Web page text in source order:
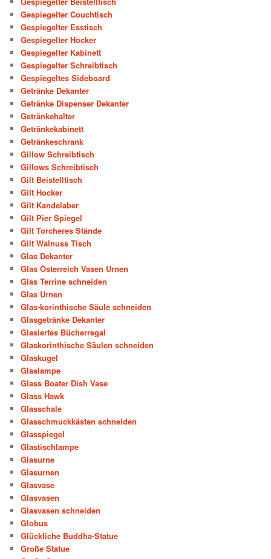
Gespiegelter Couchtisch
Gespiegelter Esstisch
Gespiegelter Hocker
Gespiegelter Kabinett
Gespiegelter Schreibtisch
Gespiegeltes Sideboard
Getränke Dekanter
Getränke Dispenser Dekanter
Getränkehalter
Getränkekabinett
Getränkeschrank
Gillow Schreibtisch
Gillows Schreibtisch
Gilt Beistelltisch
Gilt Hocker
Gilt Kandelaber
Gilt Pier Spiegel
Gilt Torcheres Stände
Gilt Walnuss Tisch
Glas Dekanter
Glas Österreich Vasen Urnen
Glas Terrine schneiden
Glas Urnen
Glas-korinthische Säule schneiden
Glasgetränke Dekanter
Glasiertes Bücherregal
Glaskorinthische Säulen schneiden
Glaskugel
Glaslampe
Glass Boater Dish Vase
Glass Hawk
Glasschale
Glasschmuckkästen schneiden
Glasspiegel
Glastischlampe
Glasurne
Glasurnen
Glasvase
Glasvasen
Glasvasen schneiden
Globus
Glückliche Buddha-Statue
Große Statue